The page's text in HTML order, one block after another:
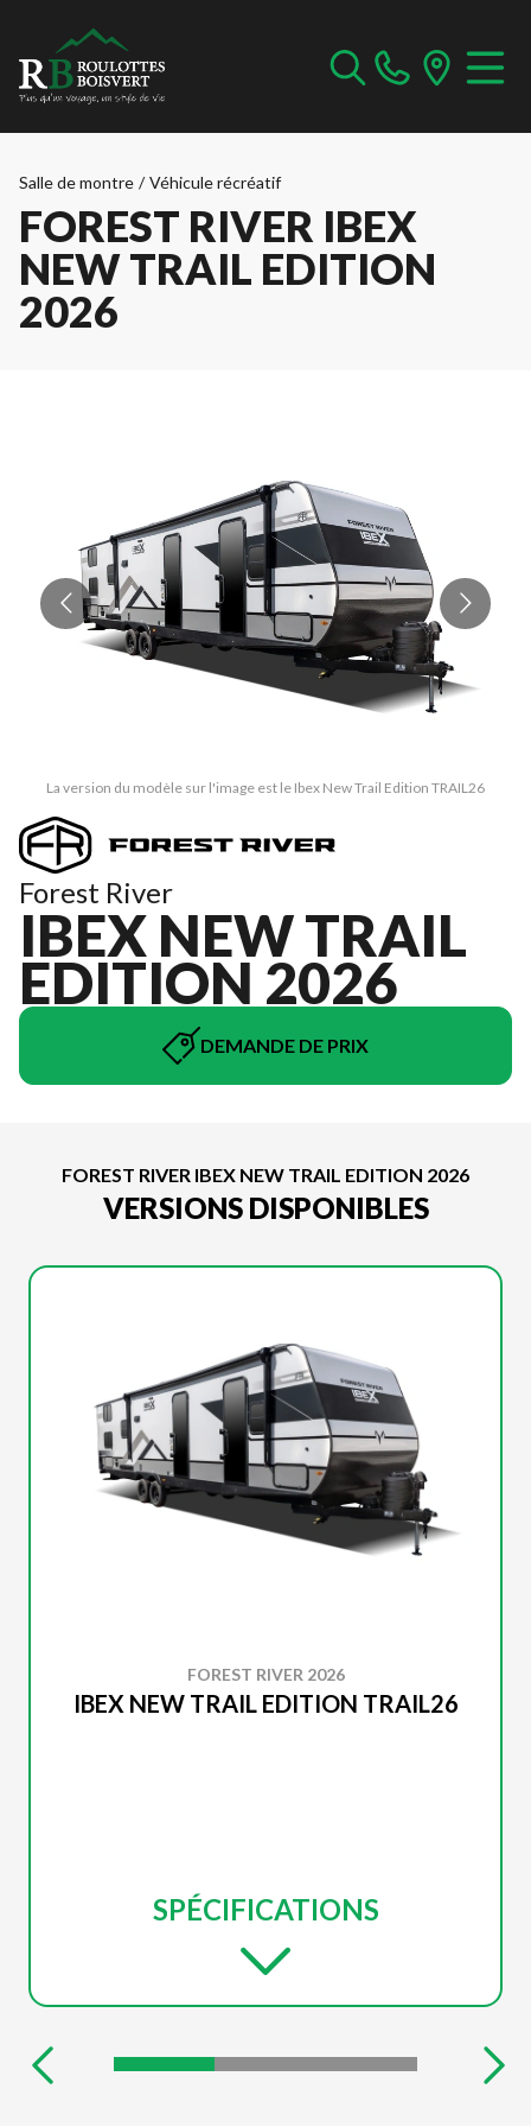
Salle de montre / Véhicule récréatif
FOREST RIVER IBEX
NEW TRAIL EDITION
2026
La version du modèle sur l'image est le Ibex New Trail Edition TRAIL26
Forest River
IBEX NEW TRAIL
EDITION 2026
DEMANDE DE PRIX
FOREST RIVER IBEX NEW TRAIL EDITION 2026
VERSIONS DISPONIBLES
FOREST RIVER 2026
IBEX NEW TRAIL EDITION TRAIL26
SPÉCIFICATIONS